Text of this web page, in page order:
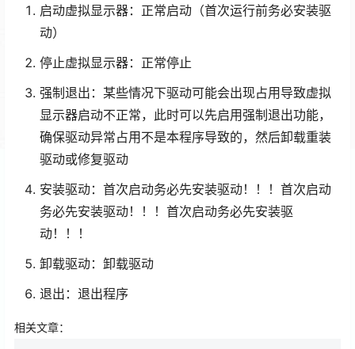
启动虚拟显示器：正常启动（首次运行前务必安装驱
动）
停止虚拟显示器：正常停止
强制退出：某些情况下驱动可能会出现占用导致虚拟
显示器启动不正常，此时可以先启用强制退出功能，
确保驱动异常占用不是本程序导致的，然后卸载重装
驱动或修复驱动
安装驱动：首次启动务必先安装驱动！！！首次启动
务必先安装驱动！！！首次启动务必先安装驱
动！！！
卸载驱动：卸载驱动
退出：退出程序
相关文章：